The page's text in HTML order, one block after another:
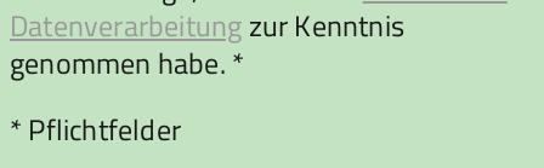
Datenverarbeitungzur Kenntnis
genommen habe. *
Bitte lasse dieses Feld leer.
* Pflichtfelder